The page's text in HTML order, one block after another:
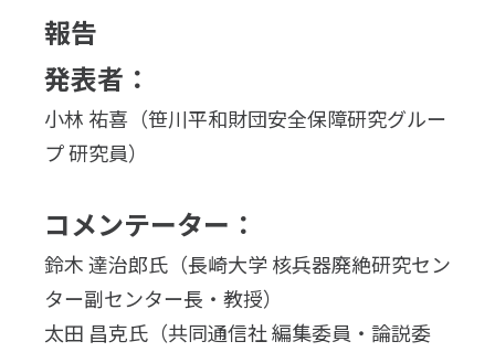
報告
発表者：
小林 祐喜（笹川平和財団安全保障研究グルー
プ 研究員）
コメンテーター：
鈴木 達治郎氏（長崎大学 核兵器廃絶研究セン
ター副センター長・教授）
太田 昌克氏（共同通信社 編集委員・論説委